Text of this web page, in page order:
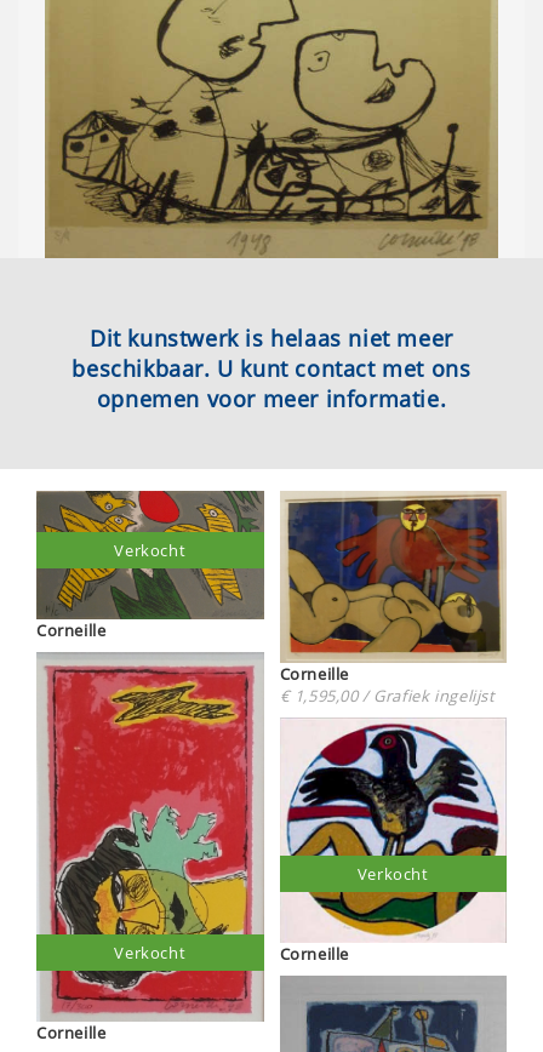
Dit kunstwerk is helaas niet meer
beschikbaar. U kunt contact met ons
opnemen voor meer informatie.
Corneille
Verkocht
Corneille
Verkocht
Corneille
€ 1,595,00 / Grafiek ingelijst
Corneille
Verkocht